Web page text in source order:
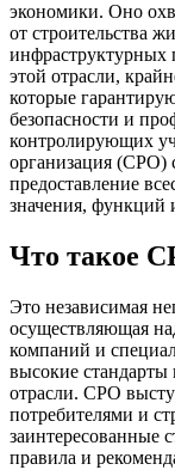
экономики. Оно
от строительства
инфраструктурных
этой отрасли,
которые
безопасности и
контролирующих
организация (СРО)
предоставление
значения, функций
Что такое
Это независимая
осуществляющая
компаний и
высокие стандарты
отрасли. СРО
потребителями и
заинтересованные
правила и